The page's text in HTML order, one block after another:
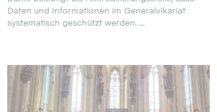
Daten und Informationen im Generalvikariat
systematisch geschützt werden. ...